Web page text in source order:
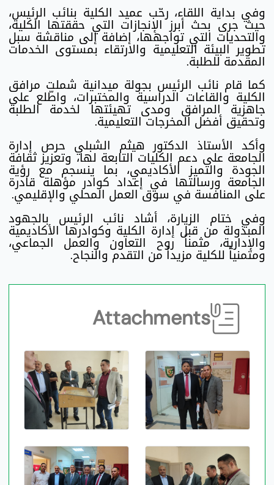
وفي بداية اللقاء، رحّب عميد الكلية بنائب الرئيس،
حيث جرى بحث أبرز الإنجازات التي حققتها الكلية،
والتحديات التي تواجهها، إضافة إلى مناقشة سبل
تطوير البيئة التعليمية والارتقاء بمستوى الخدمات
المقدمة للطلبة.
كما قام نائب الرئيس بجولة ميدانية شملت مرافق
الكلية والقاعات الدراسية والمختبرات، واطّلع على
جاهزية المرافق ومدى تهيئتها لخدمة الطلبة
وتحقيق أفضل المخرجات التعليمية.
وأكد الأستاذ الدكتور هيثم الشبلي حرص إدارة
الجامعة على دعم الكليات التابعة لها، وتعزيز ثقافة
الجودة والتميز الأكاديمي، بما ينسجم مع رؤية
الجامعة ورسالتها في إعداد كوادر مؤهلة قادرة
على المنافسة في سوق العمل المحلي والإقليمي.
وفي ختام الزيارة، أشاد نائب الرئيس بالجهود
المبذولة من قبل إدارة الكلية وكوادرها الأكاديمية
والإدارية، مثمناً روح التعاون والعمل الجماعي،
ومتمنياً للكلية مزيداً من التقدم والنجاح.
Attachments